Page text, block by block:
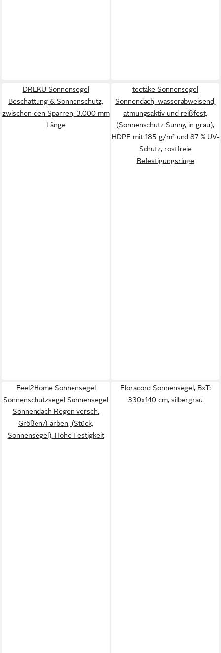
DREKU Sonnensegel
Beschattung & Sonnenschutz,
zwischen den Sparren, 3.000 mm
Länge
tectake Sonnensegel
Sonnendach, wasserabweisend,
atmungsaktiv und reißfest,
(Sonnenschutz Sunny, in grau),
HDPE mit 185 g/m² und 87 % UV-
Schutz, rostfreie
Befestigungsringe
Feel2Home Sonnensegel
Sonnenschutzsegel Sonnensegel
Sonnendach Regen versch.
Größen/Farben, (Stück,
Sonnensegel), Hohe Festigkeit
Floracord Sonnensegel, BxT:
330x140 cm, silbergrau